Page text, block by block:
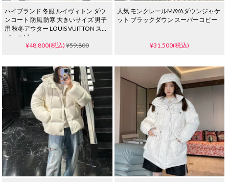
ハイブランド 冬服 ルイヴィトン ダウ
ンコート 防風 防寒 大きいサイズ 男子
用 秋冬アウター LOUIS VUITTON スー
パーコピー
¥48,800(税込)¥59,800
人気 モンクレールMAYAダウンジャケ
ット ブラックダウン スーパーコピー
¥31,500(税込)